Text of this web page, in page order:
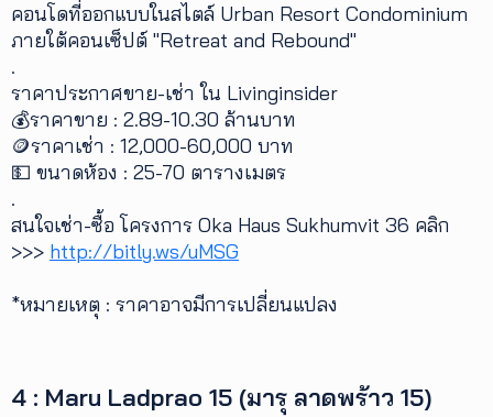
คอนโดที่ออกแบบในสไตล์ Urban Resort Condominium
ภายใต้คอนเซ็ปต์ "Retreat and Rebound"
.
ราคาประกาศขาย-เช่า ใน Livinginsider
💰ราคาขาย : 2.89-10.30 ล้านบาท
🪙ราคาเช่า : 12,000-60,000 บาท
💵 ขนาดห้อง : 25-70 ตารางเมตร
.
สนใจเช่า-ซื้อ โครงการ Oka Haus Sukhumvit 36 คลิก
>>> http://bitly.ws/uMSG
*หมายเหตุ : ราคาอาจมีการเปลี่ยนแปลง
4 : Maru Ladprao 15 (มารุ ลาดพร้าว 15)